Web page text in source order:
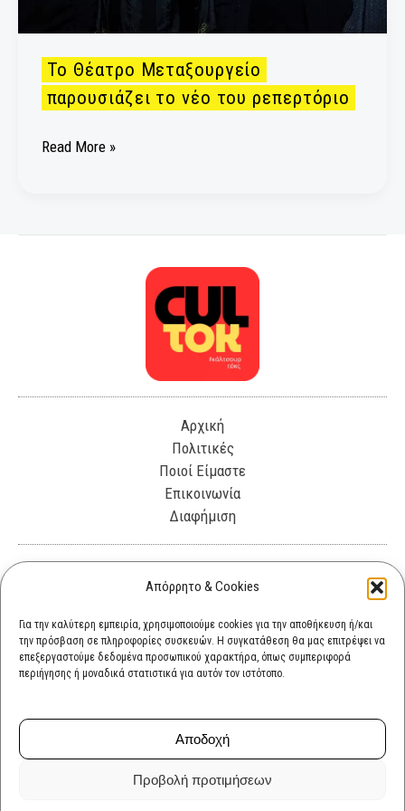
Απόρρητο & Cookies
Για την καλύτερη εμπειρία, χρησιμοποιούμε cookies για την αποθήκευση ή/και
την πρόσβαση σε πληροφορίες συσκευών. Η συγκατάθεση θα μας επιτρέψει να
επεξεργαστούμε δεδομένα προσωπικού χαρακτήρα, όπως συμπεριφορά
περιήγησης ή μοναδικά στατιστικά για αυτόν τον ιστότοπο.
Αποδοχή
Προβολή προτιμήσεων
Το Θέατρο Μεταξουργείο
παρουσιάζει το νέο του ρεπερτόριο
Read More »
Αρχική
Πολιτικές
Ποιοί Είμαστε
Επικοινωνία
Διαφήμιση
Λεωφόρος Θησέως 330. Καλλιθέα, 17675
cultok.gr@gmail.com